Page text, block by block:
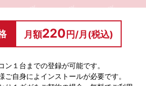
検知でブロック！
いるランサムウェアも、高い精度で
ることができます。
く表彰、世界に認められた製品。
月額220円/月(税込)
１台までの登録が可能です。
自身によインストールが必要です。